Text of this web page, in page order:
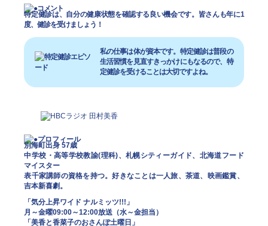
特定健診は、自分の健康状態を確認する良い機会です。皆さんも年に1
度、健診を受けましょう！
私の仕事は体が資本です。特定健診は普段の
生活習慣を見直すきっかけにもなるので、特
定健診を受けることは大切ですよね。
別海町出身 57歳
中学校・高等学校教諭(理科)、札幌シティーガイド、北海道フード
マイスター
表千家講師の資格を持つ。好きなことは一人旅、茶道、映画鑑賞、
吉本新喜劇。
「気分上昇ワイド ナルミッツ!!!」
月～金曜09:00～12:00放送（水～金担当）
「美香と香菜子のおさんぽ土曜日」